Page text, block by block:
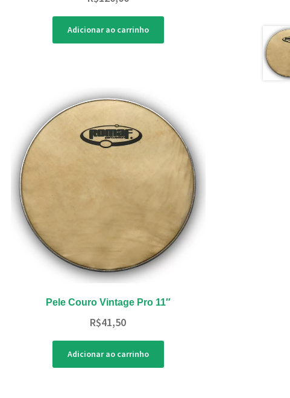
Adicionar ao carrinho
Pele Couro Vintage Pro 11″
R$41,50
Adicionar ao carrinho